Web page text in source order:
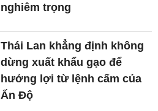
nghiêm trọng
Thái Lan khẳng định không
dừng xuất khẩu gạo để
hưởng lợi từ lệnh cấm của
Ấn Độ